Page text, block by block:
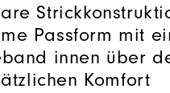
Passform mit
innen über
Komfort